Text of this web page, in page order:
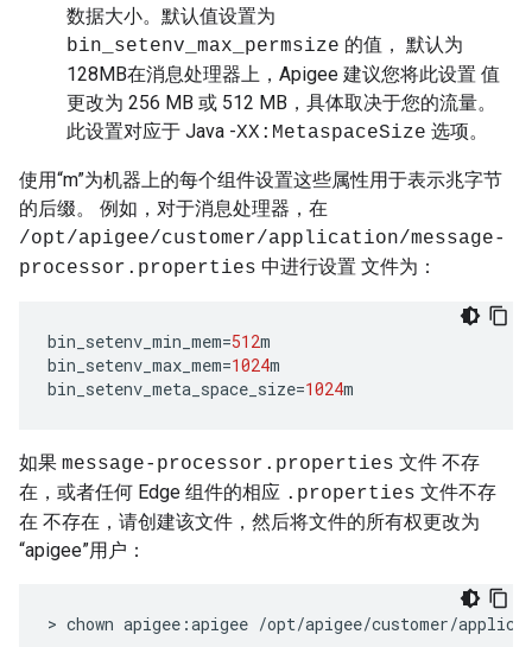
数据大小。默认值设置为
bin_setenv_max_permsize 的值， 默认为
128MB在消息处理器上，Apigee 建议您将此设置 值
更改为 256 MB 或 512 MB，具体取决于您的流量。
此设置对应于 Java -XX:MetaspaceSize 选项。
使用“m”为机器上的每个组件设置这些属性用于表示兆字节
的后缀。 例如，对于消息处理器，在
/opt/apigee/customer/application/message-
processor.properties 中进行设置 文件为：
bin_setenv_min_mem=512m
bin_setenv_max_mem=1024m
bin_setenv_meta_space_size=1024m
如果 message-processor.properties 文件 不存
在，或者任何 Edge 组件的相应 .properties 文件不存
在 不存在，请创建该文件，然后将文件的所有权更改为
“apigee”用户：
> chown apigee :apigee /opt/apigee/customer/